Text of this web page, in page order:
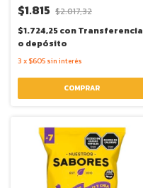
$1.815 $2.017,32
$1.724,25conTransferencia
o depósito
3 x $605 sin interés